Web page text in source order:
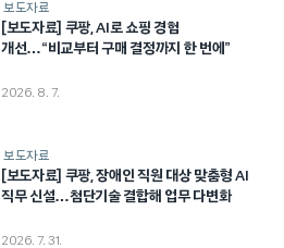
보도자료
[보도자료] 쿠팡, AI로 쇼핑 경험
개선…“비교부터 구매 결정까지 한 번에”
2026. 8. 7.
보도자료
[보도자료] 쿠팡, 장애인 직원 대상 맞춤형 AI
직무 신설…첨단기술 결합해 업무 다변화
2026. 7. 31.